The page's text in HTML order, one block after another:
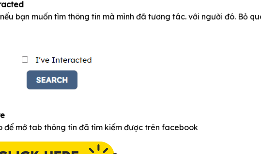
bạn muốn tìm thông tin mà mình đã tương tác. với người đó. Bỏ
để mở tab thông tin đã tìm kiếm được trên facebook